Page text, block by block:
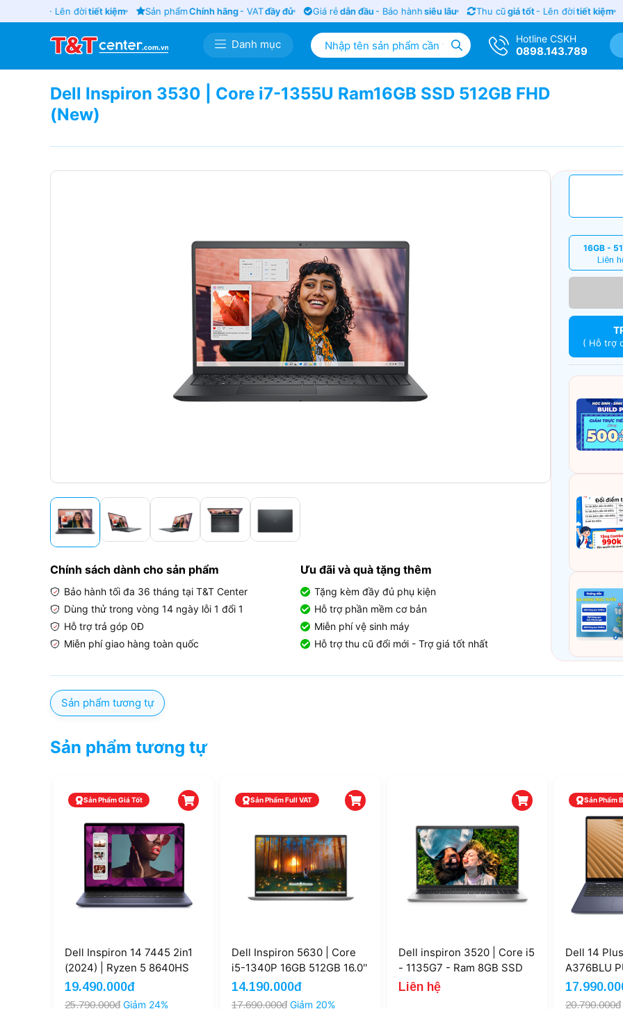
- Lên đời tiết kiệm Sản phẩmChính hãng- VATđầy đủ Giá rẻdẫn đầu- Bảo hànhsiêu lâu Thu cũ giá tốt - Lên đời tiết kiệm
Danh mục Hotline CSKH
0898.143.789
Dell Inspiron 3530 | Core i7-1355U Ram16GB SSD 512GB FHD
(New)
Chính sách dành cho sản phẩm
Bảo hành tối đa 36 tháng tại T&T Center
Dùng thử trong vòng 14 ngày lỗi 1 đổi 1
Hỗ trợ trả góp 0Đ
Miễn phí giao hàng toàn quốc
Ưu đãi và quà tặng thêm
Tặng kèm đầy đủ phụ kiện
Hỗ trợ phần mềm cơ bản
Miễn phí vệ sinh máy
Hỗ trợ thu cũ đổi mới - Trợ giá tốt nhất
16GB -
Liên
( Hỗ trợ
Sản phẩm tương tự
Sản phẩm tương tự
Sản Phẩm Giá Tốt
Dell Inspiron 14 7445 2in1
(2024) | Ryzen 5 8640HS
8GB 512GB AMD Radeon
FHD+ Touch (New)
19.490.000đ
25.790.000đ Giảm 24%
Sản Phẩm Full VAT
Dell Inspiron 5630 | Core
i5-1340P 16GB 512GB 16.0''
FHD+ (NewSeal)
14.190.000đ
17.690.000đ Giảm 20%
Dell inspiron 3520 | Core i5
- 1135G7 - Ram 8GB SSD
256GB (New )
Liên hệ
Sản Phẩm
Dell 14
A376BLU
340 16GB
Radeon
20.790.000đ